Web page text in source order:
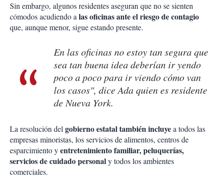
Sin embargo, algunos residentes aseguran que no se sienten
cómodos acudiendo alas oficinas ante el riesgo de contagio
que, aunque menor, sigue estando presente.
En las oficinas no estoy tan segura que
sea tan buena idea deberían ir yendo
poco a poco para ir viendo cómo van
los casos", dice Ada quien es residente
de Nueva York.
La resolución delgobierno estatal también incluyea todos las
empresas minoristas, los servicios de alimentos, centros de
esparcimiento yentretenimiento familiar, peluquerías,
servicios de cuidado personaly todos los ambientes
comerciales.